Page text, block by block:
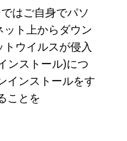
はご自身でパソ
ト上からダウン
ウイルスが侵入
ンストール)につ
インストールをす
ことを